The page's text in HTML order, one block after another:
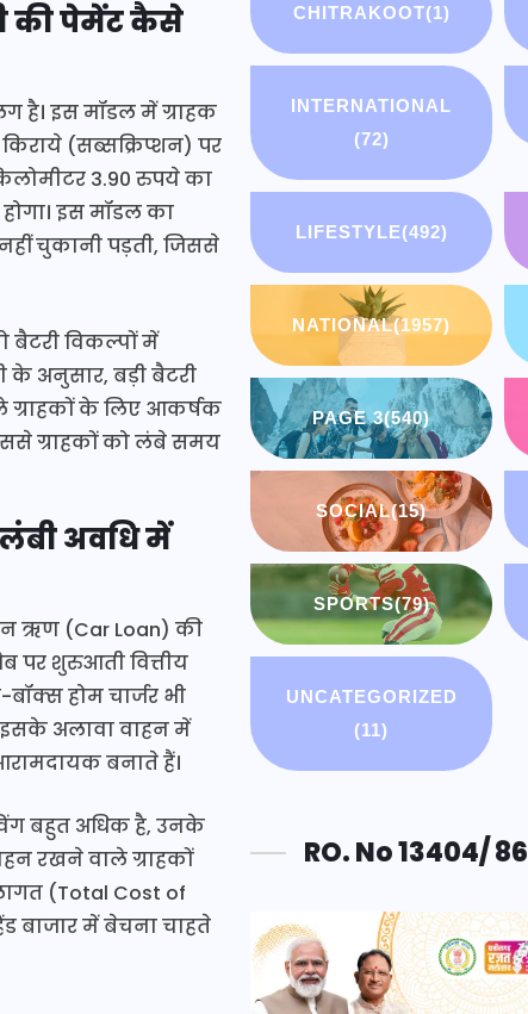
की पेमेंट कैसे
है। इस मॉडल में ग्राहक
(सब्सक्रिप्शन) पर
3.90 रुपये का
इस मॉडल का
चुकानी पड़ती, जिससे
बैटरी विकल्पों में
के अनुसार, बड़ी बैटरी
ग्राहकों के लिए आकर्षक
ग्राहकों को लंबे समय
अवधि में
ऋण (Car Loan) की
पर शुरुआती वित्तीय
होम चार्जर भी
इसके अलावा वाहन में
बनाते हैं।
बहुत अधिक है, उनके
रखने वाले ग्राहकों
(Total Cost of
बाजार में बेचना चाहते
CHITRAKOOT(1)
INTERNATIONAL
(72)
LIFESTYLE(492)
NATIONAL(1957)
PAGE 3(540)
SOCIAL(15)
SPORTS(79)
UNCATEGORIZED
(11)
RO. No 13404/ 86